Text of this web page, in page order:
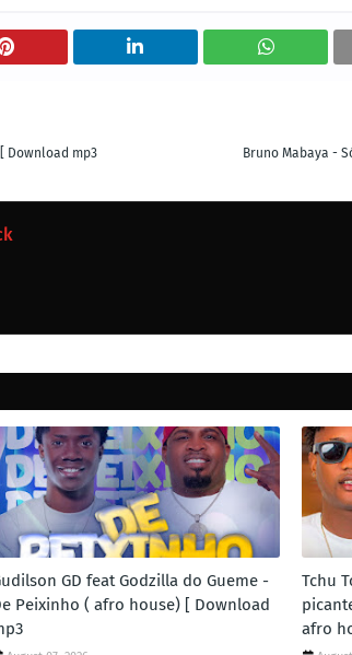
Bruno Mabaya -
Download mp3
GD feat Godzilla do Gueme -
Peixinho ( afro house) [ Download
Tchu
afro